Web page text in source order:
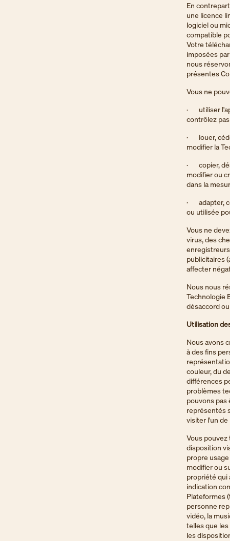
En
une licence
logiciel ou
compatible
Votre
imposées
nous
présentes
Vous ne
· utiliser
contrôlez
· louer,
modifier la
· copier,
modifier ou
dans la
· adapter,
ou utilisée
Vous ne
virus, des
publicitaires (
affecter
Nous nous
Technologie
désaccord
Utilisation
Nous avons
à des fins
couleur, du
différences
problèmes
pouvons
représentés
visiter l'un de
Vous
disposition
propre
modifier ou
propriété qui
indication
Plateformes
personne
vidéo, la
telles que
les